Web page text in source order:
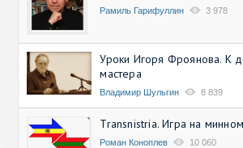
Рамиль Гарифуллин 3 978
Уроки Игоря Фроянова. К
мастера
Владимир Шульгин 8 839
Transnistria. Игра на
Роман Коноплев 10 060